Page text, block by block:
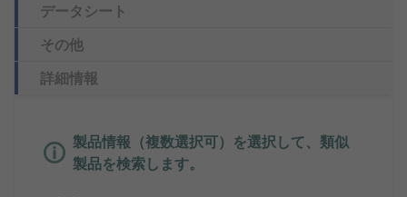
データシート
その他
詳細情報
製品情報（複数選択可）を選択して、類似
製品を検索します。